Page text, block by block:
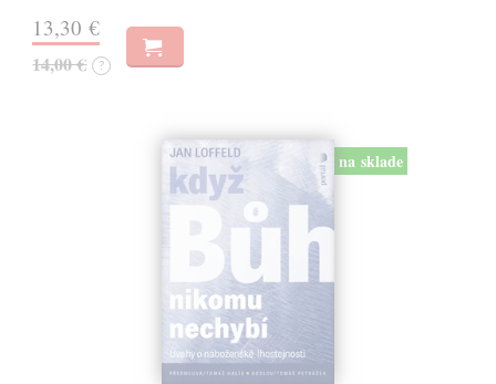
13,30 €
14,00 € ?
na sklade